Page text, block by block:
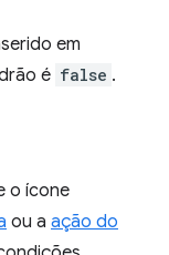
em
é false .
o ícone
ou a ação do